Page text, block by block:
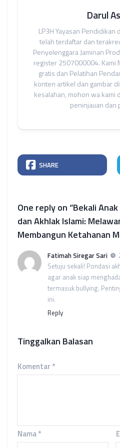
Darul
LP3H Yayasan Pendidikan
telah terdaftar dan
Penyelenggara Jaminan
register 2507000004. Kami
gratis dan Pelatihan
konten artikel dan gambar
kesalahan, mohon wa
peninjauan dan
SHARE
One reply on “Bekali
dan Akhlak Islami:
Membangun Ketahanan
Fatimah Siregar Sari
Setuju sekali! Pondasi
agar anak siap
termasuk bullying.
ini.
Reply
Tinggalkan Balasan
Komentar *
Nama*